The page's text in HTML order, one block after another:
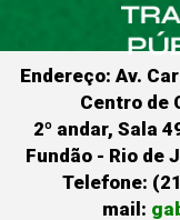
Endereço: Av.
Centro de
2º andar, Sala
Fundão - Rio de
Telefone:
mail: